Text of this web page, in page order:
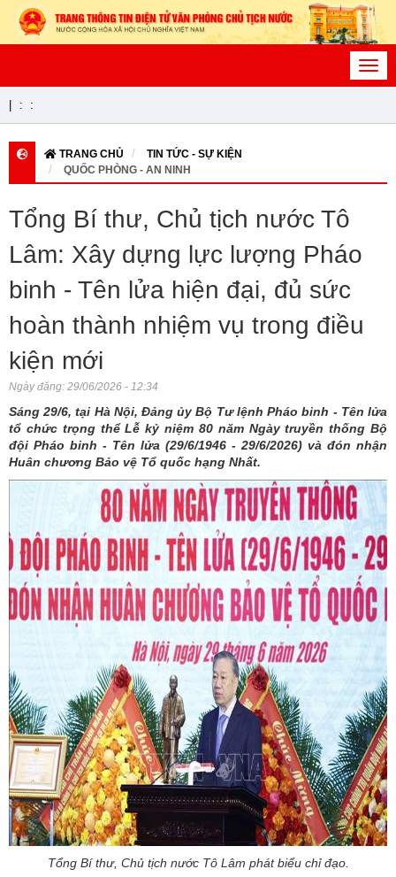
: :
TRANG CHỦ
TIN TỨC - SỰ KIỆN
QUỐC PHÒNG - AN NINH
Tổng Bí thư, Chủ tịch nước Tô
Lâm: Xây dựng lực lượng Pháo
binh - Tên lửa hiện đại, đủ sức
hoàn thành nhiệm vụ trong điều
kiện mới
Ngày đăng: 29/06/2026 - 12:34
Sáng 29/6, tại Hà Nội, Đảng ủy Bộ Tư lệnh Pháo binh - Tên lửa
tổ chức trọng thể Lễ kỷ niệm 80 năm Ngày truyền thống Bộ
đội Pháo binh - Tên lửa (29/6/1946 - 29/6/2026) và đón nhận
Huân chương Bảo vệ Tổ quốc hạng Nhất.
Tổng Bí thư, Chủ tịch nước Tô Lâm phát biểu chỉ đạo.